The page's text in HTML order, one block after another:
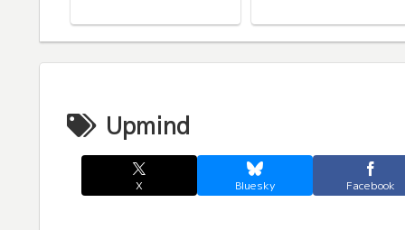
Upmind
X Bluesky Facebook